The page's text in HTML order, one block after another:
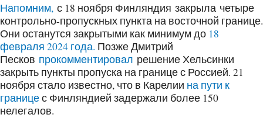
Напомним, с 18 ноября Финляндия закрыла четыре
контрольно-пропускных пункта на восточной границе.
Они останутся закрытыми как минимум до 18
февраля 2024 года. Позже Дмитрий
Песков прокомментировал решение Хельсинки
закрыть пункты пропуска на границе с Россией. 21
ноября стало известно, что в Карелии на пути к
границес Финляндией задержали более 150
нелегалов.